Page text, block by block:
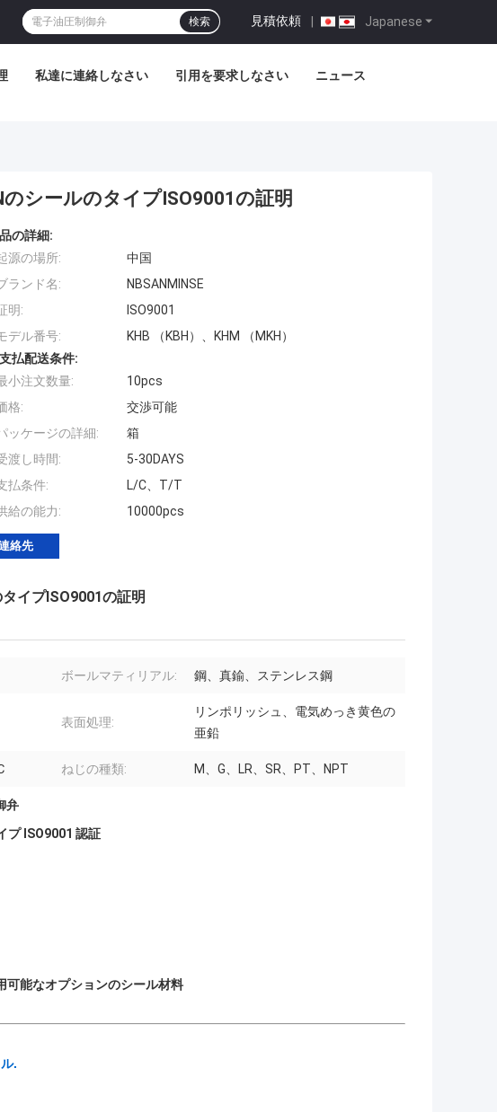
Japanese
見積依頼 |
検索
私達に連絡しなさい 引用を要求しなさい ニュース
シールのタイプISO9001の証明
の詳細:
源の場所:
中国
ランド名:
NBSANMINSE
明:
ISO9001
デル番号:
KHB （KBH）、KHM （MKH）
払配送条件:
小注文数量:
10pcs
格:
交渉可能
ッケージの詳細:
箱
渡し時間:
5-30DAYS
払条件:
L/C、T/T
給の能力:
10000pcs
絡先
イプISO9001の証明
ボールマティリアル: 鋼、真鍮、ステンレス鋼
表面処理:
リンポリッシュ、電気めっき黄色の
亜鉛
ねじの種類: M、G、LR、SR、PT、NPT
弁
プ ISO9001 認証
可能なオプションのシール材料
.